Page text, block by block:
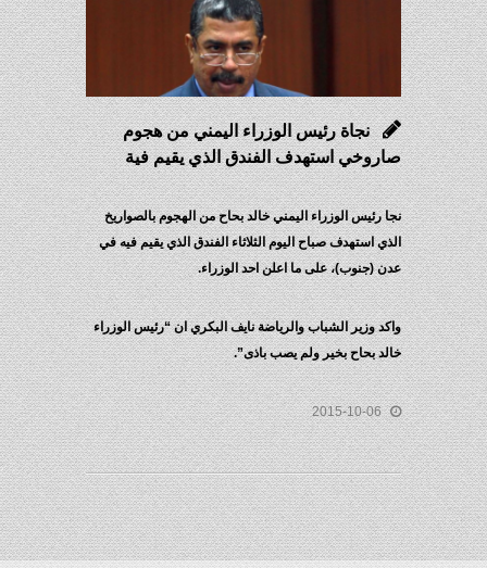
نجاة رئيس الوزراء اليمني من هجوم
صاروخي استهدف الفندق الذي يقيم فية
نجا رئيس الوزراء اليمني خالد بحاح من الهجوم بالصواريخ
الذي استهدف صباح اليوم الثلاثاء الفندق الذي يقيم فيه في
عدن (جنوب)، على ما اعلن احد الوزراء.
واكد وزير الشباب والرياضة نايف البكري ان “رئيس الوزراء
خالد بحاح بخير ولم يصب باذى”.
2015-10-06